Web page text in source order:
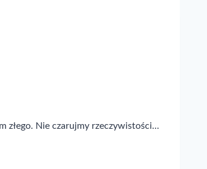
złego. Nie czarujmy rzeczywistości…